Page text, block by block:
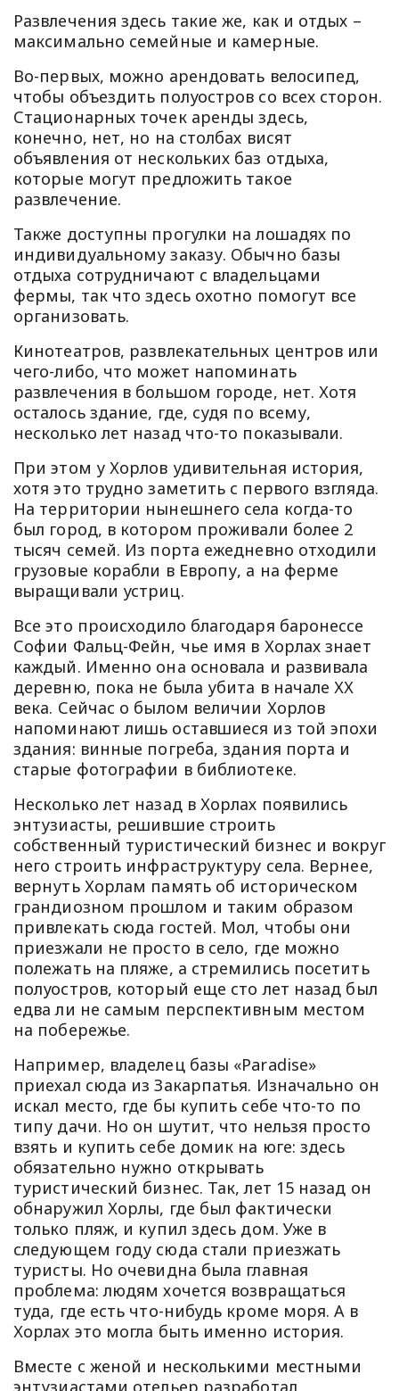
Развлечения здесь такие же, как и отдых –
максимально семейные и камерные.
Во-первых, можно арендовать велосипед,
чтобы объездить полуостров со всех сторон.
Стационарных точек аренды здесь,
конечно, нет, но на столбах висят
объявления от нескольких баз отдыха,
которые могут предложить такое
развлечение.
Также доступны прогулки на лошадях по
индивидуальному заказу. Обычно базы
отдыха сотрудничают с владельцами
фермы, так что здесь охотно помогут все
организовать.
Кинотеатров, развлекательных центров или
чего-либо, что может напоминать
развлечения в большом городе, нет. Хотя
осталось здание, где, судя по всему,
несколько лет назад что-то показывали.
При этом у Хорлов удивительная история,
хотя это трудно заметить с первого взгляда.
На территории нынешнего села когда-то
был город, в котором проживали более 2
тысяч семей. Из порта ежедневно отходили
грузовые корабли в Европу, а на ферме
выращивали устриц.
Все это происходило благодаря баронессе
Софии Фальц-Фейн, чье имя в Хорлах знает
каждый. Именно она основала и развивала
деревню, пока не была убита в начале ХХ
века. Сейчас о былом величии Хорлов
напоминают лишь оставшиеся из той эпохи
здания: винные погреба, здания порта и
старые фотографии в библиотеке.
Несколько лет назад в Хорлах появились
энтузиасты, решившие строить
собственный туристический бизнес и вокруг
него строить инфраструктуру села. Вернее,
вернуть Хорлам память об историческом
грандиозном прошлом и таким образом
привлекать сюда гостей. Мол, чтобы они
приезжали не просто в село, где можно
полежать на пляже, а стремились посетить
полуостров, который еще сто лет назад был
едва ли не самым перспективным местом
на побережье.
Например, владелец базы «Paradise»
приехал сюда из Закарпатья. Изначально он
искал место, где бы купить себе что-то по
типу дачи. Но он шутит, что нельзя просто
взять и купить себе домик на юге: здесь
обязательно нужно открывать
туристический бизнес. Так, лет 15 назад он
обнаружил Хорлы, где был фактически
только пляж, и купил здесь дом. Уже в
следующем году сюда стали приезжать
туристы. Но очевидна была главная
проблема: людям хочется возвращаться
туда, где есть что-нибудь кроме моря. А в
Хорлах это могла быть именно история.
Вместе с женой и несколькими местными
энтузиастами отельер разработал